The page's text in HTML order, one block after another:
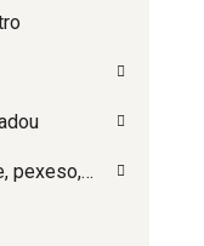
pexeso,…